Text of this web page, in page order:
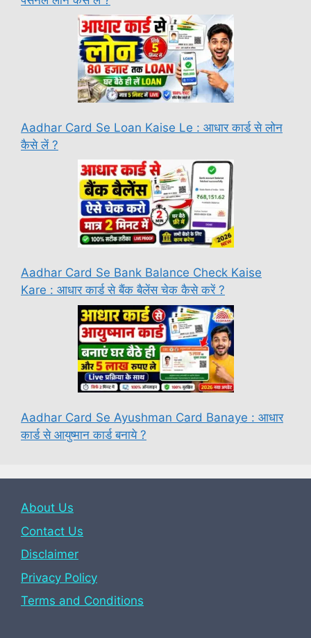
Aadhar Card Se Loan Kaise Le : आधार कार्ड से लोन
कैसे लें ?
Aadhar Card Se Bank Balance Check Kaise
Kare : आधार कार्ड से बैंक बैलेंस चेक कैसे करें ?
Aadhar Card Se Ayushman Card Banaye : आधार
कार्ड से आयुष्मान कार्ड बनाये ?
About Us
Contact Us
Disclaimer
Privacy Policy
Terms and Conditions